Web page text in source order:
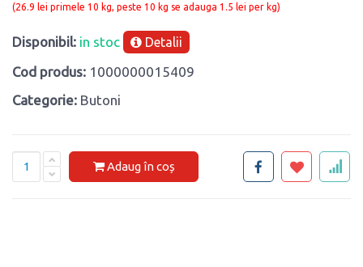
(26.9 lei primele 10 kg, peste 10 kg se adauga 1.5 lei per kg)
Disponibil: in stoc Detalii
Cod produs: 1000000015409
Categorie: Butoni
Adaug în coș